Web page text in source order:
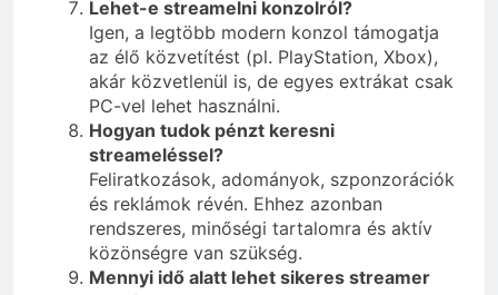
Lehet-e streamelni konzolról?
Igen, a legtöbb modern konzol támogatja
az élő közvetítést (pl. PlayStation, Xbox),
akár közvetlenül is, de egyes extrákat csak
PC-vel lehet használni.
Hogyan tudok pénzt keresni
streameléssel?
Feliratkozások, adományok, szponzorációk
és reklámok révén. Ehhez azonban
rendszeres, minőségi tartalomra és aktív
közönségre van szükség.
Mennyi idő alatt lehet sikeres streamer